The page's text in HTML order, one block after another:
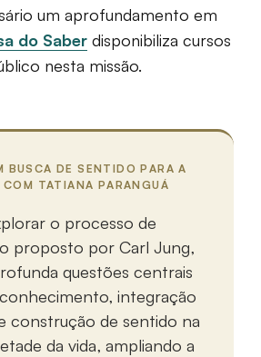
um aprofundamento em
do Saber disponibiliza cursos
nesta missão.
BUSCA DE SENTIDO PARA A
TATIANA PARANGUÁ
o processo de
proposto por Carl Jung,
questões centrais
integração
construção de sentido na
da vida, ampliando a